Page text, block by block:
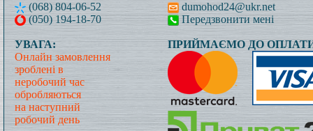
(068) 804-06-52
(050) 194-18-70
dumohod24@ukr.net
Передзвонити мені
УВАГА:
Онлайн замовлення
зроблені в
неробочий час
обробляються
на наступний
робочий день
ПРИЙМАЄМО ДО